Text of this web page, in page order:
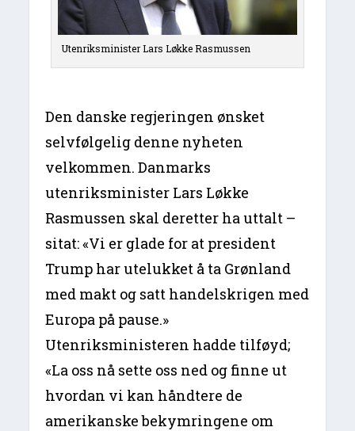
Utenriksminister Lars Løkke Rasmussen
Den danske regjeringen ønsket
selvfølgelig denne nyheten
velkommen. Danmarks
utenriksminister Lars Løkke
Rasmussen skal deretter ha uttalt –
sitat: «Vi er glade for at president
Trump har utelukket å ta Grønland
med makt og satt handelskrigen med
Europa på pause.»
Utenriksministeren hadde tilføyd;
«La oss nå sette oss ned og finne ut
hvordan vi kan håndtere de
amerikanske bekymringene om